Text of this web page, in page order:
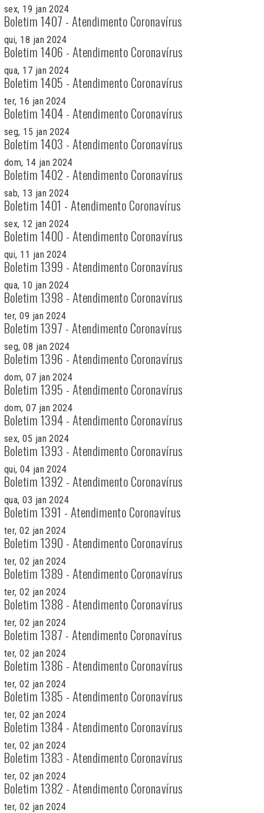
sex, 19 jan 2024
Boletim 1407 - Atendimento Coronavírus
qui, 18 jan 2024
Boletim 1406 - Atendimento Coronavírus
qua, 17 jan 2024
Boletim 1405 - Atendimento Coronavírus
ter, 16 jan 2024
Boletim 1404 - Atendimento Coronavírus
seg, 15 jan 2024
Boletim 1403 - Atendimento Coronavírus
dom, 14 jan 2024
Boletim 1402 - Atendimento Coronavírus
sab, 13 jan 2024
Boletim 1401 - Atendimento Coronavírus
sex, 12 jan 2024
Boletim 1400 - Atendimento Coronavírus
qui, 11 jan 2024
Boletim 1399 - Atendimento Coronavírus
qua, 10 jan 2024
Boletim 1398 - Atendimento Coronavírus
ter, 09 jan 2024
Boletim 1397 - Atendimento Coronavírus
seg, 08 jan 2024
Boletim 1396 - Atendimento Coronavírus
dom, 07 jan 2024
Boletim 1395 - Atendimento Coronavírus
dom, 07 jan 2024
Boletim 1394 - Atendimento Coronavírus
sex, 05 jan 2024
Boletim 1393 - Atendimento Coronavírus
qui, 04 jan 2024
Boletim 1392 - Atendimento Coronavírus
qua, 03 jan 2024
Boletim 1391 - Atendimento Coronavírus
ter, 02 jan 2024
Boletim 1390 - Atendimento Coronavírus
ter, 02 jan 2024
Boletim 1389 - Atendimento Coronavírus
ter, 02 jan 2024
Boletim 1388 - Atendimento Coronavírus
ter, 02 jan 2024
Boletim 1387 - Atendimento Coronavírus
ter, 02 jan 2024
Boletim 1386 - Atendimento Coronavírus
ter, 02 jan 2024
Boletim 1385 - Atendimento Coronavírus
ter, 02 jan 2024
Boletim 1384 - Atendimento Coronavírus
ter, 02 jan 2024
Boletim 1383 - Atendimento Coronavírus
ter, 02 jan 2024
Boletim 1382 - Atendimento Coronavírus
ter, 02 jan 2024